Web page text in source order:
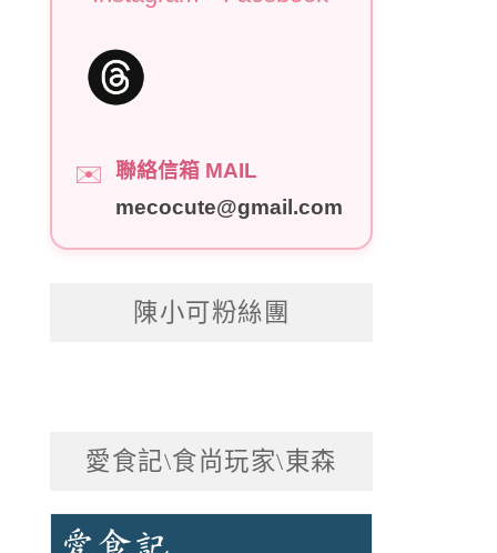
✉️
聯絡信箱 MAIL
mecocute@gmail.com
陳小可粉絲團
愛食記\食尚玩家\東森